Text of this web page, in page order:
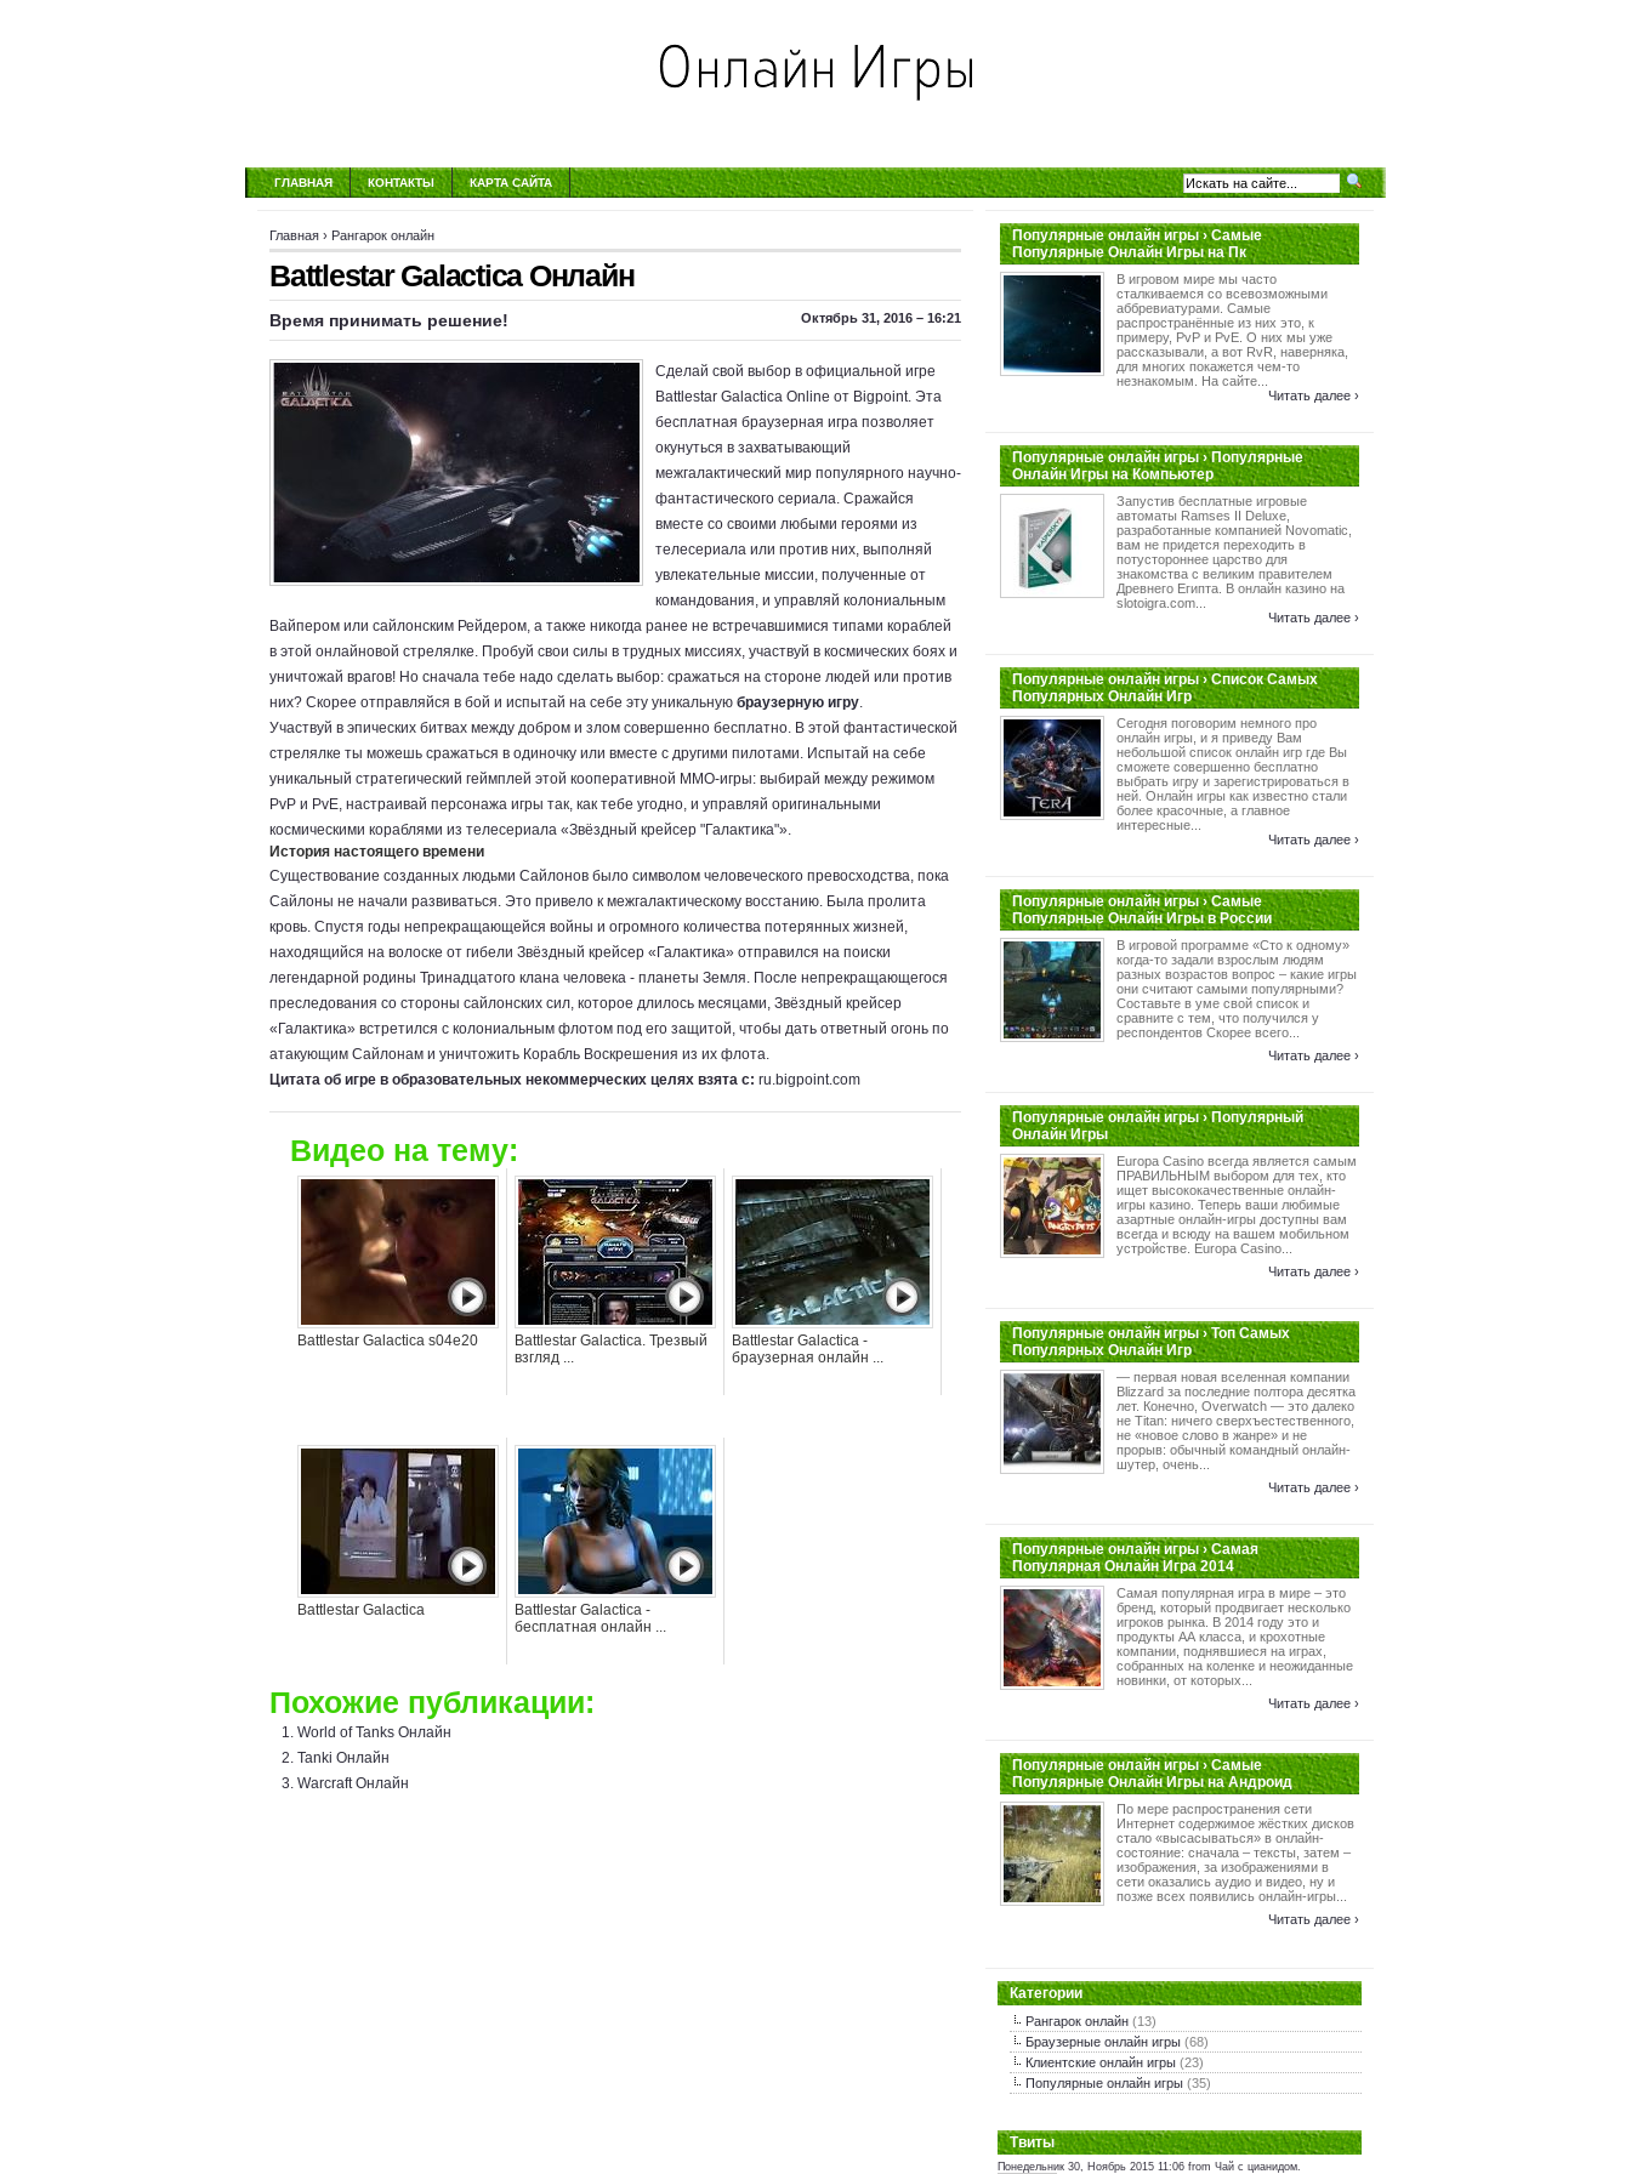
ГЛАВНАЯ КОНТАКТЫ КАРТА САЙТА
Главная › Рангарок онлайн
Battlestar Galactica Онлайн
Время принимать решение! Октябрь 31, 2016 – 16:21
Сделай свой выбор в официальной игре
Battlestar Galactica Online от Bigpoint. Эта
бесплатная браузерная игра позволяет
окунуться в захватывающий
межгалактический мир популярного научно-
фантастического сериала. Сражайся
вместе со своими любыми героями из
телесериала или против них, выполняй
увлекательные миссии, полученные от
командования, и управляй колониальным
Вайпером или сайлонским Рейдером, а также никогда ранее не встречавшимися типами кораблей
в этой онлайновой стрелялке. Пробуй свои силы в трудных миссиях, участвуй в космических боях и
уничтожай врагов! Но сначала тебе надо сделать выбор: сражаться на стороне людей или против
них? Скорее отправляйся в бой и испытай на себе эту уникальную браузерную игру.
Участвуй в эпических битвах между добром и злом совершенно бесплатно. В этой фантастической
стрелялке ты можешь сражаться в одиночку или вместе с другими пилотами. Испытай на себе
уникальный стратегический геймплей этой кооперативной MMO-игры: выбирай между режимом
PvP и PvE, настраивай персонажа игры так, как тебе угодно, и управляй оригинальными
космическими кораблями из телесериала «Звёздный крейсер "Галактика"».
История настоящего времени
Существование созданных людьми Сайлонов было символом человеческого превосходства, пока
Сайлоны не начали развиваться. Это привело к межгалактическому восстанию. Была пролита
кровь. Спустя годы непрекращающейся войны и огромного количества потерянных жизней,
находящийся на волоске от гибели Звёздный крейсер «Галактика» отправился на поиски
легендарной родины Тринадцатого клана человека - планеты Земля. После непрекращающегося
преследования со стороны сайлонских сил, которое длилось месяцами, Звёздный крейсер
«Галактика» встретился с колониальным флотом под его защитой, чтобы дать ответный огонь по
атакующим Сайлонам и уничтожить Корабль Воскрешения из их флота.
Цитата об игре в образовательных некоммерческих целях взята с: ru.bigpoint.com
Видео на тему:
Battlestar Galactica s04e20
Battlestar Galactica. Трезвый
взгляд ...
Battlestar Galactica -
браузерная онлайн ...
Battlestar Galactica
Battlestar Galactica -
бесплатная онлайн ...
Похожие публикации:
World of Tanks Онлайн
Tanki Онлайн
Warcraft Онлайн
Популярные онлайн игры › Самые
Популярные Онлайн Игры на Пк
В игровом мире мы часто
сталкиваемся со всевозможными
аббревиатурами. Самые
распространённые из них это, к
примеру, PvP и PvE. О них мы уже
рассказывали, а вот RvR, наверняка,
для многих покажется чем-то
незнакомым. На сайте...
Читать далее ›
Популярные онлайн игры › Популярные
Онлайн Игры на Компьютер
Запустив бесплатные игровые
автоматы Ramses II Deluxe,
разработанные компанией Novomatic,
вам не придется переходить в
потустороннее царство для
знакомства с великим правителем
Древнего Египта. В онлайн казино на
slotoigra.com...
Читать далее ›
Популярные онлайн игры › Список Самых
Популярных Онлайн Игр
Сегодня поговорим немного про
онлайн игры, и я приведу Вам
небольшой список онлайн игр где Вы
сможете совершенно бесплатно
выбрать игру и зарегистрироваться в
ней. Онлайн игры как известно стали
более красочные, а главное
интересные...
Читать далее ›
Популярные онлайн игры › Самые
Популярные Онлайн Игры в России
В игровой программе «Сто к одному»
когда-то задали взрослым людям
разных возрастов вопрос – какие игры
они считают самыми популярными?
Составьте в уме свой список и
сравните с тем, что получился у
респондентов Скорее всего...
Читать далее ›
Популярные онлайн игры › Популярный
Онлайн Игры
Europa Casino всегда является самым
ПРАВИЛЬНЫМ выбором для тех, кто
ищет высококачественные онлайн-
игры казино. Теперь ваши любимые
азартные онлайн-игры доступны вам
всегда и всюду на вашем мобильном
устройстве. Europa Casino...
Читать далее ›
Популярные онлайн игры › Топ Самых
Популярных Онлайн Игр
— первая новая вселенная компании
Blizzard за последние полтора десятка
лет. Конечно, Overwatch — это далеко
не Titan: ничего сверхъестественного,
не «новое слово в жанре» и не
прорыв: обычный командный онлайн-
шутер, очень...
Читать далее ›
Популярные онлайн игры › Самая
Популярная Онлайн Игра 2014
Самая популярная игра в мире – это
бренд, который продвигает несколько
игроков рынка. В 2014 году это и
продукты АА класса, и крохотные
компании, поднявшиеся на играх,
собранных на коленке и неожиданные
новинки, от которых...
Читать далее ›
Популярные онлайн игры › Самые
Популярные Онлайн Игры на Андроид
По мере распространения сети
Интернет содержимое жёстких дисков
стало «высасываться» в онлайн-
состояние: сначала – тексты, затем –
изображения, за изображениями в
сети оказались аудио и видео, ну и
позже всех появились онлайн-игры...
Читать далее ›
Категории
Рангарок онлайн (13)
Браузерные онлайн игры (68)
Клиентские онлайн игры (23)
Популярные онлайн игры (35)
Tвиты
Понедельник 30, Ноябрь 2015 11:06 from Чай с цианидом.